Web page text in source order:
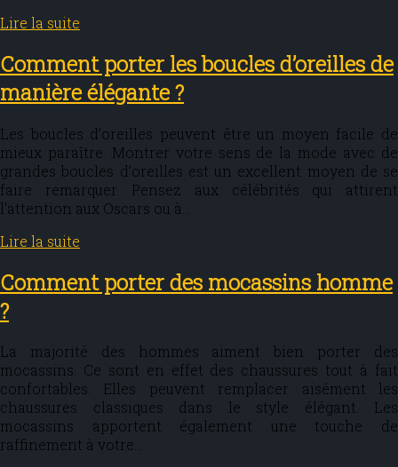
Lire la suite
Comment porter les boucles d’oreilles de
manière élégante ?
Les boucles d’oreilles peuvent être un moyen facile de
mieux paraître. Montrer votre sens de la mode avec de
grandes boucles d’oreilles est un excellent moyen de se
faire remarquer. Pensez aux célébrités qui attirent
l’attention aux Oscars ou à…
Lire la suite
Comment porter des mocassins homme
?
La majorité des hommes aiment bien porter des
mocassins. Ce sont en effet des chaussures tout à fait
confortables. Elles peuvent remplacer aisément les
chaussures classiques dans le style élégant. Les
mocassins apportent également une touche de
raffinement à votre…